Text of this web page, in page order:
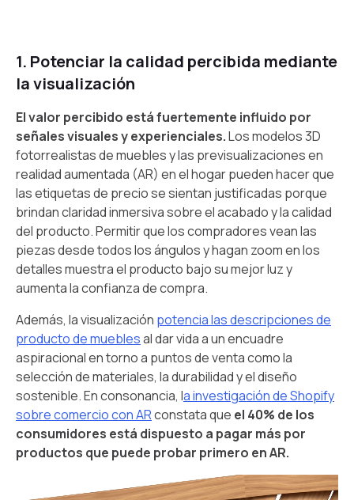
1. Potenciar la calidad percibida mediante
la visualización
El valor percibido está fuertemente influido por
señales visuales y experienciales.Los modelos 3D
fotorrealistas de muebles y las previsualizaciones en
realidad aumentada (AR) en el hogar pueden hacer que
las etiquetas de precio se sientan justificadas porque
brindan claridad inmersiva sobre el acabado y la calidad
del producto. Permitir que los compradores vean las
piezas desde todos los ángulos y hagan zoom en los
detalles muestra el producto bajo su mejor luz y
aumenta la confianza de compra.
Además, la visualización potencia las descripciones de
producto de mueblesal dar vida a un encuadre
aspiracional en torno a puntos de venta como la
selección de materiales, la durabilidad y el diseño
sostenible. En consonancia, la investigación de Shopify
sobre comercio con ARconstata que el 40% de los
consumidores está dispuesto a pagar más por
productos que puede probar primero en AR.